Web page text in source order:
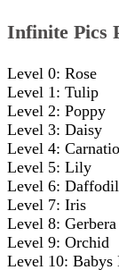
Infinite Pics
Level 0: Rose
Level 1: Tulip
Level 2: Poppy
Level 3: Daisy
Level 4:
Level 5: Lily
Level 6: Daffodil
Level 7: Iris
Level 8:
Level 9: Orchid
Level 10: Babys